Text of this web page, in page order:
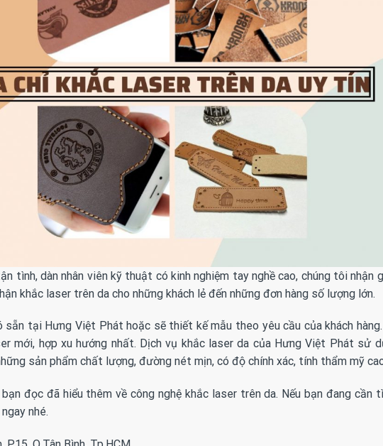
tình, dàn nhân viên kỹ thuật có kinh nghiệm tay nghề cao, chúng tôi nhận
khắc laser trên da cho những khách lẻ đến những đơn hàng số lượng lớn.
sẵn tại Hưng Việt Phát hoặc sẽ thiết kế mẫu theo yêu cầu của khách
mới, hợp xu hướng nhất. Dịch vụ khắc laser da của Hưng Việt Phát sử
sản phẩm chất lượng, đường nét mịn, có độ chính xác, tính thẩm mỹ
đọc đã hiểu thêm về công nghệ khắc laser trên da. Nếu bạn đang cần
nhé.